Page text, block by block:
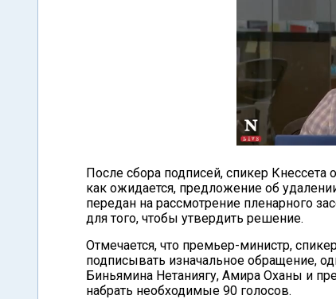
После сбора подписей, спикер Кнессета
как ожидается, предложение об
передан на рассмотрение пленарного
для того, чтобы утвердить решение.
Отмечается, что премьер-министр,
подписывать изначальное обращение,
Биньямина Нетаниягу, Амира Оханы и
набрать необходимые 90 голосов.